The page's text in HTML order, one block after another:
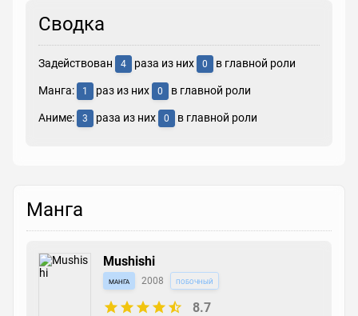
Сводка
Задействован 4 раза из них 0 в главной роли
Манга: 1 раз из них 0 в главной роли
Аниме: 3 раза из них 0 в главной роли
Манга
Mushishi
манга 2008 побочный
8.7